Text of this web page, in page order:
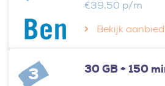
€39,50 p/m
Bekijk
3 30 GB + 150